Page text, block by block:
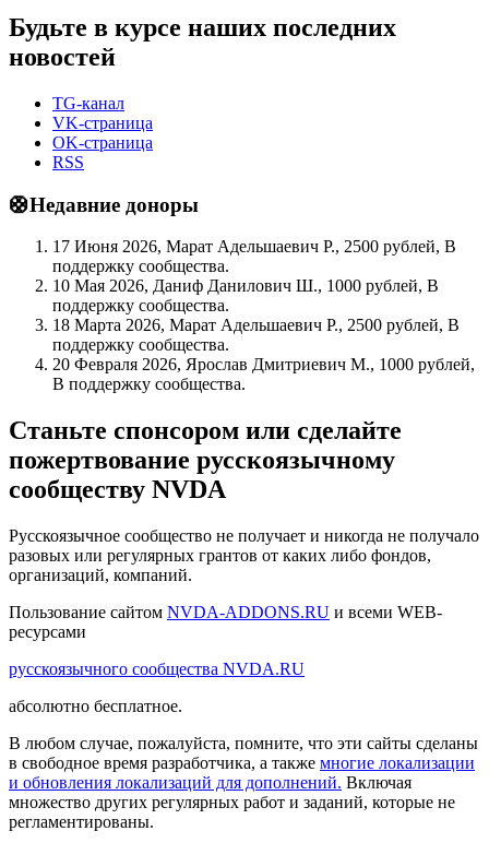
Будьте в курсе наших последних
новостей
TG-канал
VK-страница
OK-страница
RSS
🛟Недавние доноры
17 Июня 2026, Марат Адельшаевич Р., 2500 рублей, В
поддержку сообщества.
10 Мая 2026, Даниф Данилович Ш., 1000 рублей, В
поддержку сообщества.
18 Марта 2026, Марат Адельшаевич Р., 2500 рублей, В
поддержку сообщества.
20 Февраля 2026, Ярослав Дмитриевич М., 1000 рублей,
В поддержку сообщества.
Станьте спонсором или сделайте
пожертвование русскоязычному
сообществу NVDA
Русскоязычное сообщество не получает и никогда не получало
разовых или регулярных грантов от каких либо фондов,
организаций, компаний.
Пользование сайтом NVDA-ADDONS.RU и всеми WEB-
ресурсами
русскоязычного сообщества NVDA.RU
абсолютно бесплатное.
В любом случае, пожалуйста, помните, что эти сайты сделаны
в свободное время разработчика, а также многие локализации
и обновления локализаций для дополнений. Включая
множество других регулярных работ и заданий, которые не
регламентированы.